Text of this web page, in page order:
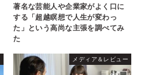
著名な芸能人や企業家がよく口に
する「超越瞑想で人生が変わっ
た」という高尚な主張を調べてみ
た
メディア＆レビュー